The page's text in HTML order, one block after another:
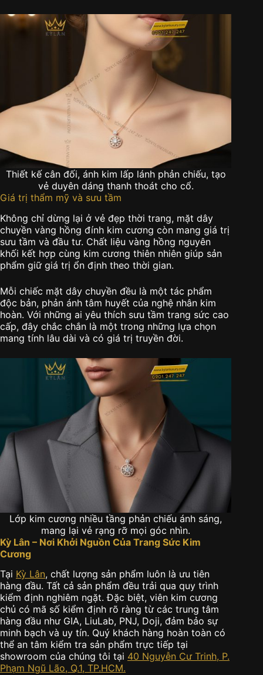
Thiết kế cân đối, ánh kim lấp lánh phản chiếu, tạo
vẻ duyên dáng thanh thoát cho cổ.
Giá trị thẩm mỹ và sưu tầm
Không chỉ dừng lại ở vẻ đẹp thời trang, mặt dây
chuyền vàng hồng đính kim cương còn mang giá trị
sưu tầm và đầu tư. Chất liệu vàng hồng nguyên
khối kết hợp cùng kim cương thiên nhiên giúp sản
phẩm giữ giá trị ổn định theo thời gian.
Mỗi chiếc mặt dây chuyền đều là một tác phẩm
độc bản, phản ánh tâm huyết của nghệ nhân kim
hoàn. Với những ai yêu thích sưu tầm trang sức cao
cấp, đây chắc chắn là một trong những lựa chọn
mang tính lâu dài và có giá trị truyền đời.
Lớp kim cương nhiều tầng phản chiếu ánh sáng,
mang lại vẻ rạng rỡ mọi góc nhìn.
Kỳ Lân – Nơi Khởi Nguồn Của Trang Sức Kim
Cương
Tại Kỳ Lân, chất lượng sản phẩm luôn là ưu tiên
hàng đầu. Tất cả sản phẩm đều trải qua quy trình
kiểm định nghiêm ngặt. Đặc biệt, viên kim cương
chủ có mã số kiểm định rõ ràng từ các trung tâm
hàng đầu như GIA, LiuLab, PNJ, Doji, đảm bảo sự
minh bạch và uy tín. Quý khách hàng hoàn toàn có
thể an tâm kiểm tra sản phẩm trực tiếp tại
showroom của chúng tôi tại 40 Nguyễn Cư Trinh, P.
Phạm Ngũ Lão, Q.1, TP.HCM.